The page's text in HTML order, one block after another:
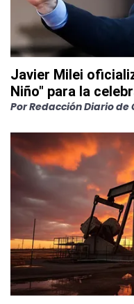
Javier Milei
Niño" para la
PorRedacción Diario de